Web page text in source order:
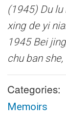
(1945) Du lu
xing de yi
1945 Bei
chu ban
Categories:
Memoirs